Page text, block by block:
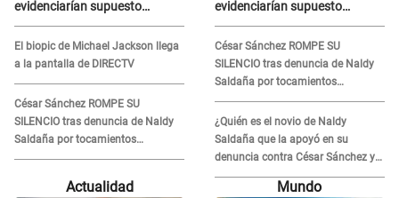
evidenciarían supuesto
pareja
El biopic de Michael Jackson llega
a la pantalla de DIRECTV
César Sánchez ROMPE SU
SILENCIO tras denuncia de Naldy
Saldaña por tocamientos
indebidos: "Pido respetar la
evidenciarían supuesto
pareja
César Sánchez ROMPE SU
SILENCIO tras denuncia de Naldy
Saldaña por tocamientos
indebidos: "Pido respetar la
presunción de inocencia"
¿Quién es el novio de Naldy
Saldaña que la apoyó en su
denuncia contra César Sánchez y
confrontó al dueño de 'La Bella
Actualidad Mundo